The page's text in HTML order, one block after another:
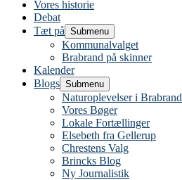
Vores historie
Debat
Tæt på Submenu
Kommunalvalget
Brabrand på skinner
Kalender
Blogs Submenu
Naturoplevelser i Brabrand
Vores Bøger
Lokale Fortællinger
Elsebeth fra Gellerup
Chrestens Valg
Brincks Blog
Ny Journalistik